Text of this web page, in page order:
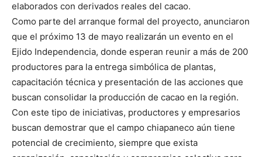
elaborados con derivados reales del cacao.
Como parte del arranque formal del proyecto, anunciaron
que el próximo 13 de mayo realizarán un evento en el
Ejido Independencia, donde esperan reunir a más de 200
productores para la entrega simbólica de plantas,
capacitación técnica y presentación de las acciones que
buscan consolidar la producción de cacao en la región.
Con este tipo de iniciativas, productores y empresarios
buscan demostrar que el campo chiapaneco aún tiene
potencial de crecimiento, siempre que exista